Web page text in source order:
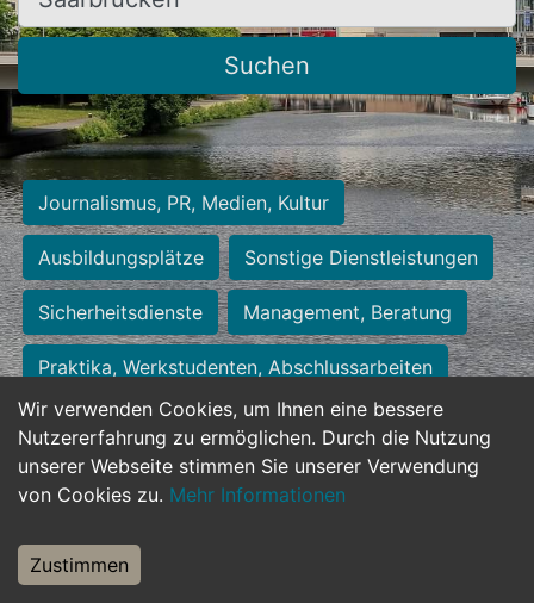
Wir verwenden Cookies, um Ihnen eine bessere
Nutzererfahrung zu ermöglichen. Durch die Nutzung
unserer Webseite stimmen Sie unserer Verwendung
von Cookies zu. Mehr Informationen
Zustimmen
Suchen
Journalismus, PR, Medien, Kultur
Ausbildungsplätze Sonstige Dienstleistungen
Sicherheitsdienste Management, Beratung
Praktika, Werkstudenten, Abschlussarbeiten
Personalwesen Assistenz, Sekretariat
Hilfskräfte, Aushilfs- und Nebenjobs
Weiterbildung, Studium, duale Ausbildung